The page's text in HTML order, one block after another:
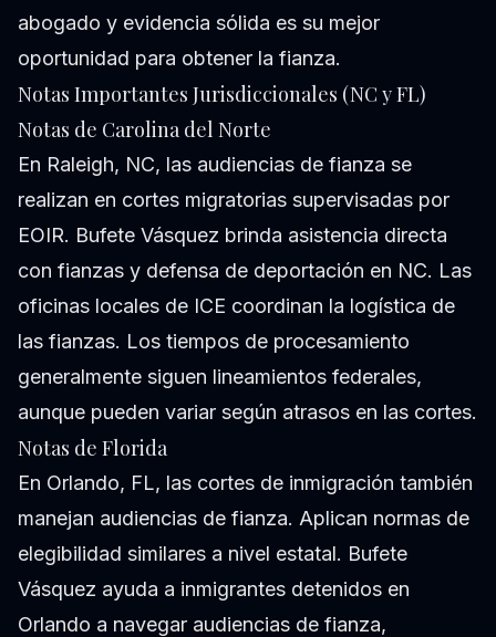
abogado y evidencia sólida es su mejor
oportunidad para obtener la fianza.
Notas Importantes Jurisdiccionales (NC y FL)
Notas de Carolina del Norte
En Raleigh, NC, las audiencias de fianza se
realizan en cortes migratorias supervisadas por
EOIR. Bufete Vásquez brinda asistencia directa
con fianzas y defensa de deportación en NC. Las
oficinas locales de ICE coordinan la logística de
las fianzas. Los tiempos de procesamiento
generalmente siguen lineamientos federales,
aunque pueden variar según atrasos en las cortes.
Notas de Florida
En Orlando, FL, las cortes de inmigración también
manejan audiencias de fianza. Aplican normas de
elegibilidad similares a nivel estatal. Bufete
Vásquez ayuda a inmigrantes detenidos en
Orlando a navegar audiencias de fianza,